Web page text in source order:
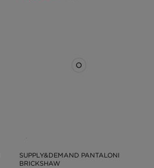
SUPPLY&DEMAND PANTALONI
BRICKSHAW